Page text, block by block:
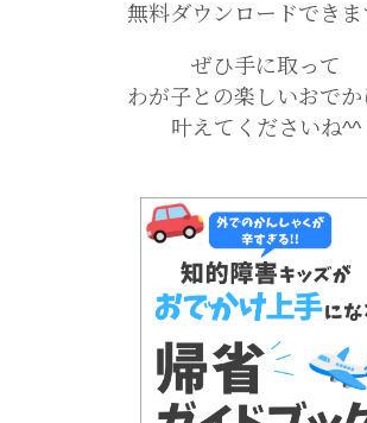
無料ダウンロードできま
ぜひ手に取って
わが子との楽しいおでか
叶えてくださいね^^